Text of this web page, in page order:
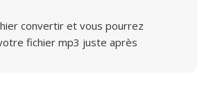
convertir et vous pourrez
fichier mp3 juste après